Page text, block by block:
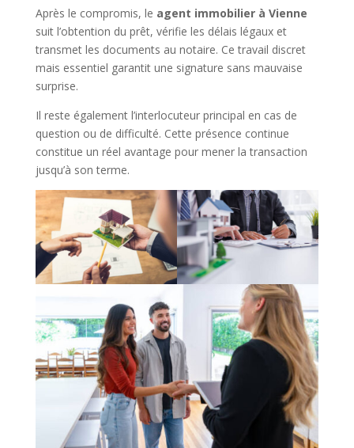
Après le compromis, le agent immobilierà Vienne
suit l’obtention du prêt, vérifie les délais légaux et
transmet les documents au notaire. Ce travail discret
mais essentiel garantit une signature sans mauvaise
surprise.
Il reste également l’interlocuteur principal en cas de
question ou de difficulté. Cette présence continue
constitue un réel avantage pour mener la transaction
jusqu’à son terme.